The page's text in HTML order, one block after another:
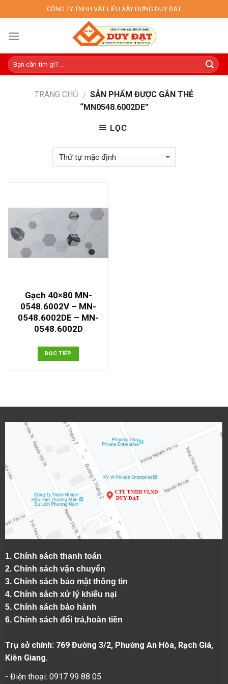
to
content
CÔNG TY TNHH VẬT LIỆU XÂY DỰNG DUY ĐẠT
TRANG CHỦ / SẢN PHẨM ĐƯỢC GẮN THẺ
“MN0548.6002DE”
LỌC
Gạch 40×80 MN-
0548.6002V – MN-
0548.6002DE – MN-
0548.6002D
ĐỌC TIẾP
1. Chính sách thanh toán
2. Chính sách vận chuyển
3. Chính sách bảo mật thông tin
4. Chính sách xử lý khiếu nại
5. Chính sách bảo hành
6. Chính sách đổi trả,hoàn tiền
Trụ sở chính: 769 Đường 3/2, Phường An Hòa, Rạch Giá,
Kiên Giang.
- Điện thoại: 0917 99 88 05